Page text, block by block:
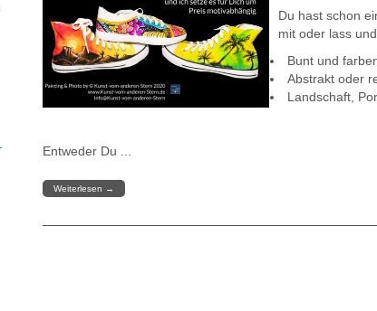
Du hast schon
mit oder lass
Bunt und
Abstrakt oder
Landschaft,
Entweder Du ...
Weiterlesen →